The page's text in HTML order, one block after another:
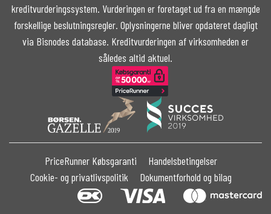
PriceRunner Købsgaranti
Handelsbetingelser
Cookie- og privatlivspolitik
Dokumentforhold og bilag